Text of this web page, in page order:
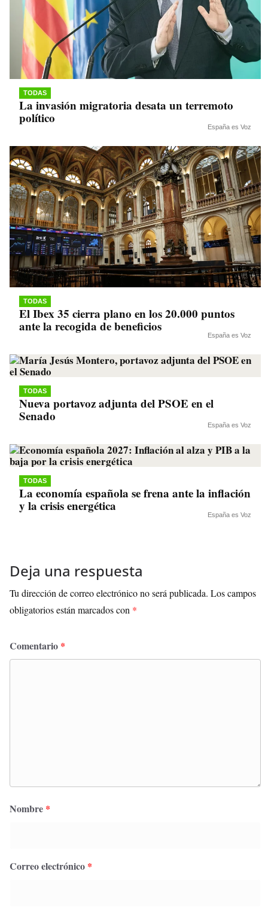
TODAS
La invasión migratoria desata un terremoto
político
España es Voz
TODAS
El Ibex 35 cierra plano en los 20.000 puntos
ante la recogida de beneficios
España es Voz
TODAS
Nueva portavoz adjunta del PSOE en el
Senado
España es Voz
TODAS
La economía española se frena ante la inflación
y la crisis energética
España es Voz
Deja una respuesta
Tu dirección de correo electrónico no será publicada. Los campos
obligatorios están marcados con *
Comentario *
Nombre *
Correo electrónico *